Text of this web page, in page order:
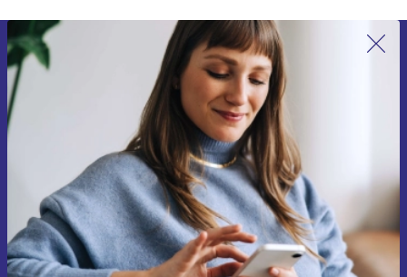
Recevoir offres et infos de refurbed
par mail
Ne manquez plus aucune offre.
S'inscrire
Retrouvez les informations sur l'utilisation des données personnelles
dans notre
politique de confidentialité.